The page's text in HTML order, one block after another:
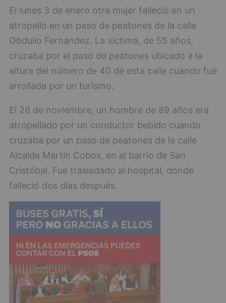
El lunes 3 de enero otra mujer falleció en un
atropello en un paso de peatones de la calle
Obdulio Fernández. La víctima, de 55 años,
cruzaba por el paso de peatones ubicado a la
altura del número de 40 de esta calle cuando fue
arrollada por un turismo.
El 28 de noviembre, un hombre de 89 años era
atropellado por un conductor bebido cuando
cruzaba por un paso de peatones de la calle
Alcalde Martín Cobos, en el barrio de San
Cristóbal. Fue trasladado al hospital, donde
falleció dos días después.